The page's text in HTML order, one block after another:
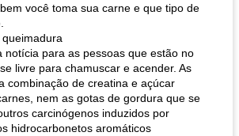
você toma sua carne e que tipo de
notícia para as pessoas que estão no
livre para chamuscar e acender. As
combinação de creatina e açúcar
nem as gotas de gordura que se
carcinógenos induzidos por
hidrocarbonetos aromáticos